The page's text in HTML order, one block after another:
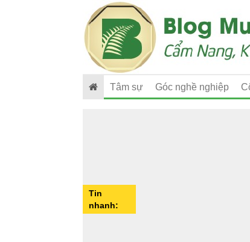
Tâm sự Góc nghề nghiệp
Tin
nhanh: